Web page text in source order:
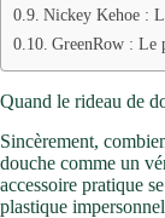
Nickey Kehoe :
GreenRow : Le
Quand le rideau de
Sincèrement,
douche comme un
accessoire pratique
plastique